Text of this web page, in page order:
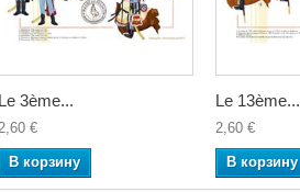
Le 3ème...
€
В корзину
Le 13ème...
2,60 €
В корзину